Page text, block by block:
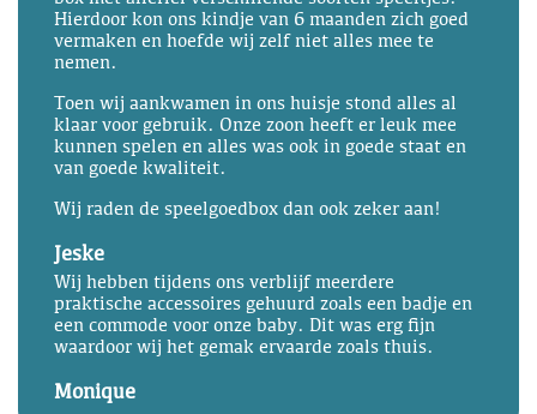
Hierdoor kon ons kindje van 6 maanden zich goed
vermaken en hoefde wij zelf niet alles mee te
nemen.
Toen wij aankwamen in ons huisje stond alles al
klaar voor gebruik. Onze zoon heeft er leuk mee
kunnen spelen en alles was ook in goede staat en
van goede kwaliteit.
Wij raden de speelgoedbox dan ook zeker aan!
Jeske
Wij hebben tijdens ons verblijf meerdere
praktische accessoires gehuurd zoals een badje en
een commode voor onze baby. Dit was erg fijn
waardoor wij het gemak ervaarde zoals thuis.
Monique